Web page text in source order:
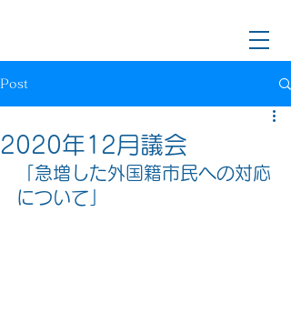
Post
2020年12月議会
「急増した外国籍市民への対応
について」